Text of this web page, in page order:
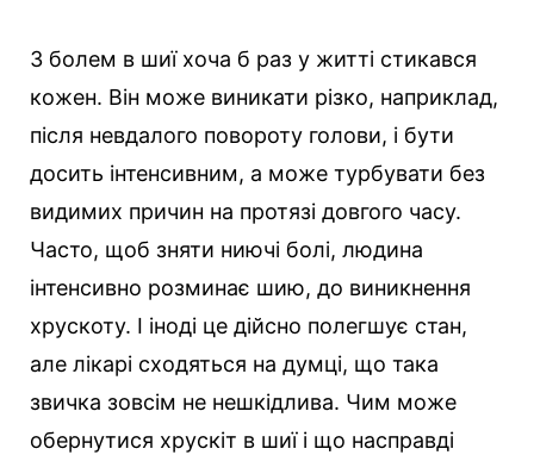
З болем в шиї хоча б раз у житті стикався
кожен. Він може виникати різко, наприклад,
після невдалого повороту голови, і бути
досить інтенсивним, а може турбувати без
видимих причин на протязі довгого часу.
Часто, щоб зняти ниючі болі, людина
інтенсивно розминає шию, до виникнення
хрускоту. І іноді це дійсно полегшує стан,
але лікарі сходяться на думці, що така
звичка зовсім не нешкідлива. Чим може
обернутися хрускіт в шиї і що насправді